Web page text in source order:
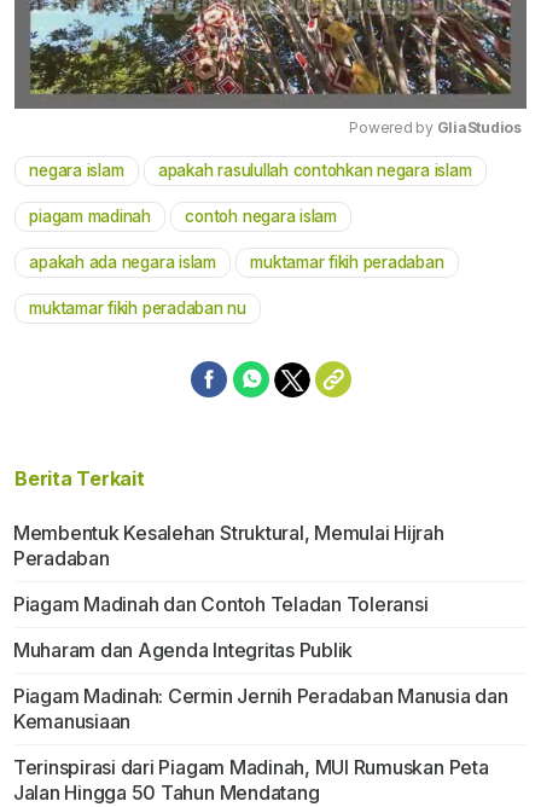
Mute
Powered by GliaStudios
negara islam apakah rasulullah contohkan negara islam
piagam madinah contoh negara islam
apakah ada negara islam muktamar fikih peradaban
muktamar fikih peradaban nu
Berita Terkait
Membentuk Kesalehan Struktural, Memulai Hijrah
Peradaban
Piagam Madinah dan Contoh Teladan Toleransi
Muharam dan Agenda Integritas Publik
Piagam Madinah: Cermin Jernih Peradaban Manusia dan
Kemanusiaan
Terinspirasi dari Piagam Madinah, MUI Rumuskan Peta
Jalan Hingga 50 Tahun Mendatang